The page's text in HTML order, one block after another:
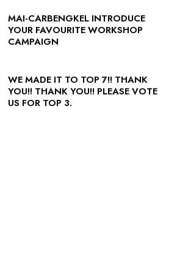
MAI-CARBENGKEL INTRODUCE
YOUR FAVOURITE WORKSHOP
CAMPAIGN
WE MADE IT TO TOP 7!! THANK
YOU!! THANK YOU!! PLEASE VOTE
US FOR TOP 3.